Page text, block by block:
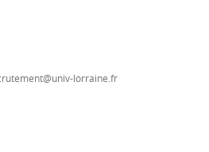
lorraine.fr